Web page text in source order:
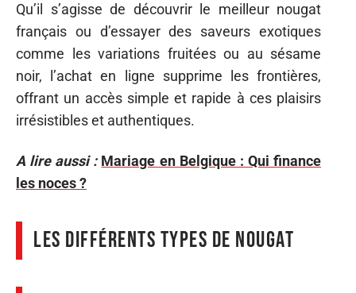
Qu’il s’agisse de découvrir le meilleur nougat
français ou d’essayer des saveurs exotiques
comme les variations fruitées ou au sésame
noir, l’achat en ligne supprime les frontières,
offrant un accès simple et rapide à ces plaisirs
irrésistibles et authentiques.
A lire aussi : Mariage en Belgique : Qui finance
les noces ?
Les différents types de nougat